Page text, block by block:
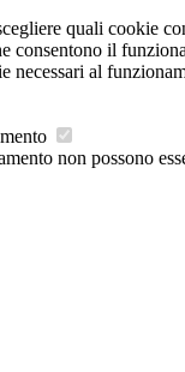
quali cookie
consentono il
necessari al
non possono